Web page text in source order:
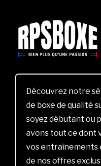
Découvrez notre
de boxe de qualité
soyez débutant ou
avons tout ce dont
vos
de nos offres